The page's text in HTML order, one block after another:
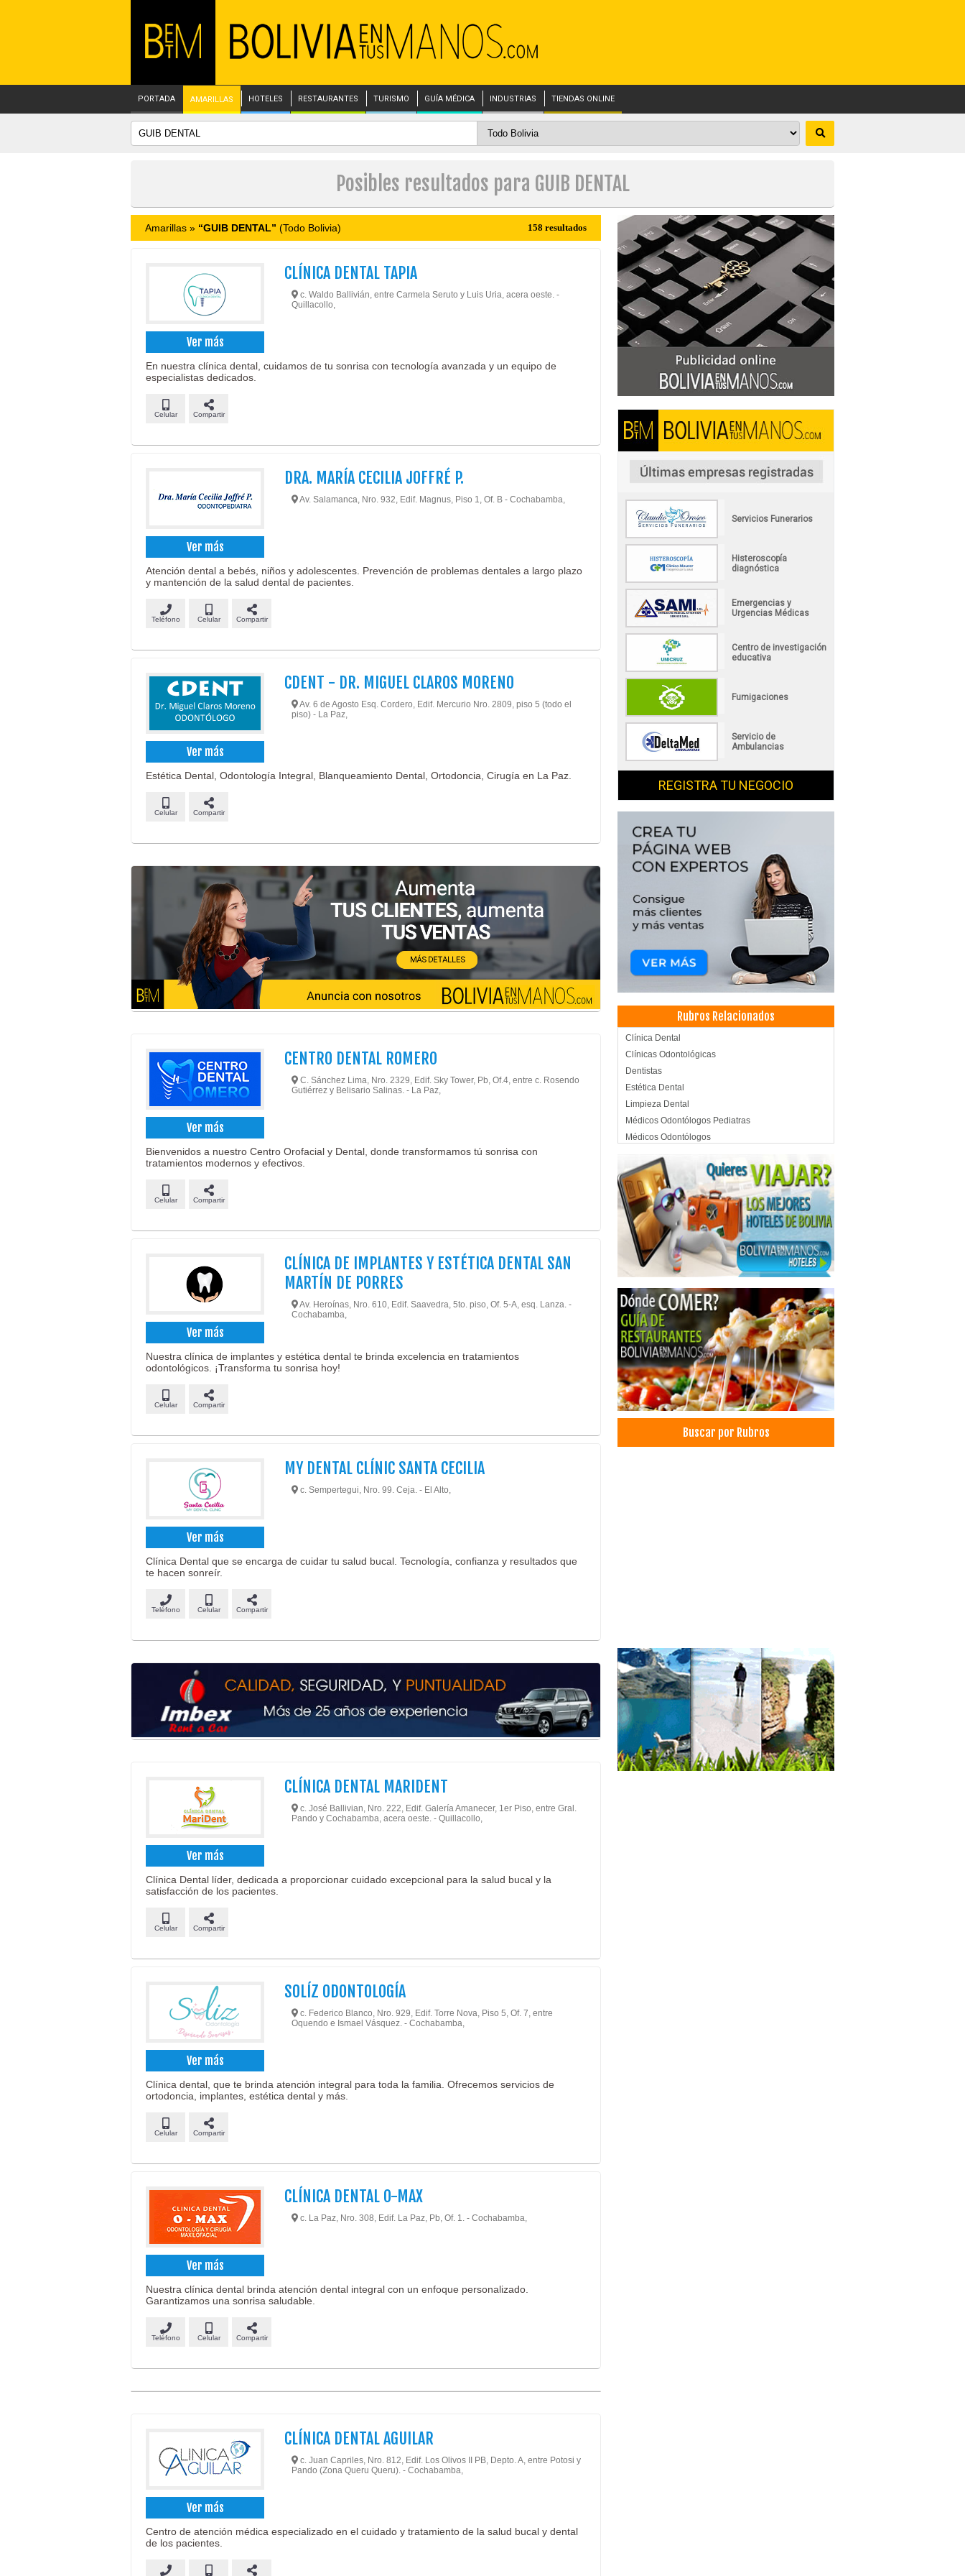
PORTADA AMARILLAS HOTELES RESTAURANTES TURISMO GUÍA MÉDICA INDUSTRIAS TIENDAS ONLINE
Posibles resultados para GUIB DENTAL
Amarillas » “GUIB DENTAL” (Todo Bolivia) 158 resultados
Ver más
CLÍNICA DENTAL TAPIA
c. Waldo Ballivián, entre Carmela Seruto y Luis Uria, acera oeste. -
Quillacollo,
En nuestra clínica dental, cuidamos de tu sonrisa con tecnología avanzada y un equipo de
especialistas dedicados.
Celular Compartir
Ver más
DRA. MARÍA CECILIA JOFFRÉ P.
Av. Salamanca, Nro. 932, Edif. Magnus, Piso 1, Of. B - Cochabamba,
Atención dental a bebés, niños y adolescentes. Prevención de problemas dentales a largo plazo
y mantención de la salud dental de pacientes.
Teléfono Celular Compartir
Ver más
CDENT - DR. MIGUEL CLAROS MORENO
Av. 6 de Agosto Esq. Cordero, Edif. Mercurio Nro. 2809, piso 5 (todo el
piso) - La Paz,
Estética Dental, Odontología Integral, Blanqueamiento Dental, Ortodoncia, Cirugía en La Paz.
Celular Compartir
Ver más
CENTRO DENTAL ROMERO
C. Sánchez Lima, Nro. 2329, Edif. Sky Tower, Pb, Of.4, entre c. Rosendo
Gutiérrez y Belisario Salinas. - La Paz,
Bienvenidos a nuestro Centro Orofacial y Dental, donde transformamos tú sonrisa con
tratamientos modernos y efectivos.
Celular Compartir
Ver más
CLÍNICA DE IMPLANTES Y ESTÉTICA DENTAL SAN
MARTÍN DE PORRES
Av. Heroínas, Nro. 610, Edif. Saavedra, 5to. piso, Of. 5-A, esq. Lanza. -
Cochabamba,
Nuestra clínica de implantes y estética dental te brinda excelencia en tratamientos
odontológicos. ¡Transforma tu sonrisa hoy!
Celular Compartir
Ver más
MY DENTAL CLÍNIC SANTA CECILIA
c. Sempertegui, Nro. 99. Ceja. - El Alto,
Clínica Dental que se encarga de cuidar tu salud bucal. Tecnología, confianza y resultados que
te hacen sonreír.
Teléfono Celular Compartir
Ver más
CLÍNICA DENTAL MARIDENT
c. José Ballivian, Nro. 222, Edif. Galería Amanecer, 1er Piso, entre Gral.
Pando y Cochabamba, acera oeste. - Quillacollo,
Clínica Dental líder, dedicada a proporcionar cuidado excepcional para la salud bucal y la
satisfacción de los pacientes.
Celular Compartir
Ver más
SOLÍZ ODONTOLOGÍA
c. Federico Blanco, Nro. 929, Edif. Torre Nova, Piso 5, Of. 7, entre
Oquendo e Ismael Vásquez. - Cochabamba,
Clínica dental, que te brinda atención integral para toda la familia. Ofrecemos servicios de
ortodoncia, implantes, estética dental y más.
Celular Compartir
Ver más
CLÍNICA DENTAL O-MAX
c. La Paz, Nro. 308, Edif. La Paz, Pb, Of. 1. - Cochabamba,
Nuestra clínica dental brinda atención dental integral con un enfoque personalizado.
Garantizamos una sonrisa saludable.
Teléfono Celular Compartir
Ver más
CLÍNICA DENTAL AGUILAR
c. Juan Capriles, Nro. 812, Edif. Los Olivos II PB, Depto. A, entre Potosi y
Pando (Zona Queru Queru). - Cochabamba,
Centro de atención médica especializado en el cuidado y tratamiento de la salud bucal y dental
de los pacientes.
Servicios Funerarios
Histeroscopía
diagnóstica
Emergencias y
Urgencias Médicas
Centro de investigación
educativa
Fumigaciones
Servicio de
Ambulancias
REGISTRA TU NEGOCIO
Rubros Relacionados
Clínica Dental
Clínicas Odontológicas
Dentistas
Estética Dental
Limpieza Dental
Médicos Odontólogos Pediatras
Médicos Odontólogos
Odontología Estética
Odontopediatría
Consultorio Dental
Cirujano dental
Implantología Dental
Implantes dentales
Ortodoncia
Odontología
Prótesis Dentales
Blanqueamiento Dental
Periodoncia
Endodoncia
Botox
Buscar por Rubros